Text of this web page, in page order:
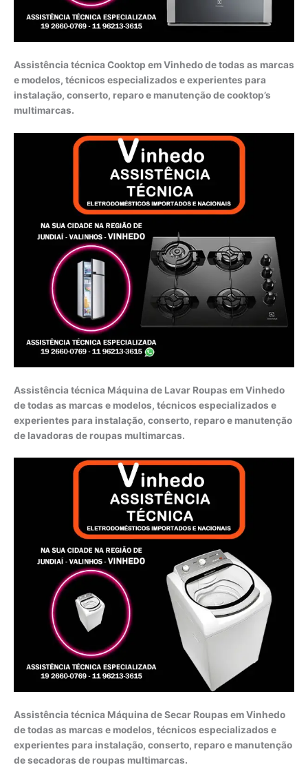
Assistência técnica Cooktop em Vinhedo de todas as marcas
e modelos, técnicos especializados e experientes para
instalação, conserto, reparo e manutenção de cooktop’s
multimarcas.
Assistência técnica Máquina de Lavar Roupas em Vinhedo
de todas as marcas e modelos, técnicos especializados e
experientes para instalação, conserto, reparo e manutenção
de lavadoras de roupas multimarcas.
Assistência técnica Máquina de Secar Roupas em Vinhedo
de todas as marcas e modelos, técnicos especializados e
experientes para instalação, conserto, reparo e manutenção
de secadoras de roupas multimarcas.